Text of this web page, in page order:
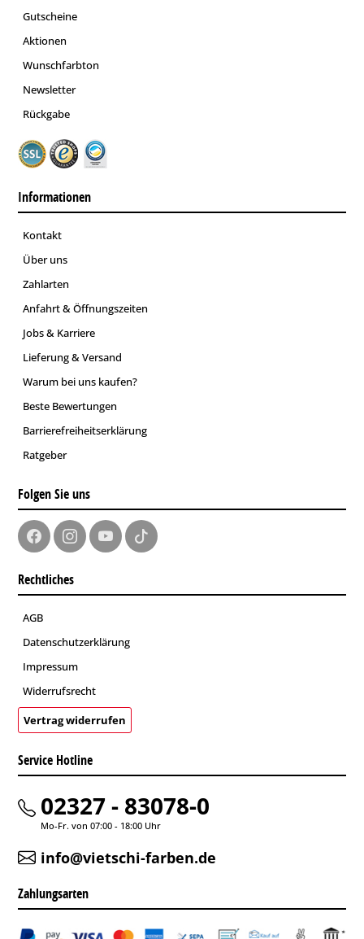
Gutscheine
Aktionen
Wunschfarbton
Newsletter
Rückgabe
Informationen
Kontakt
Über uns
Zahlarten
Anfahrt & Öffnungszeiten
Jobs & Karriere
Lieferung & Versand
Warum bei uns kaufen?
Beste Bewertungen
Barrierefreiheitserklärung
Ratgeber
Folgen Sie uns
Rechtliches
AGB
Datenschutzerklärung
Impressum
Widerrufsrecht
Vertrag widerrufen
Service Hotline
02327 - 83078-0
Mo-Fr. von 07:00 - 18:00 Uhr
info@vietschi-farben.de
Zahlungsarten